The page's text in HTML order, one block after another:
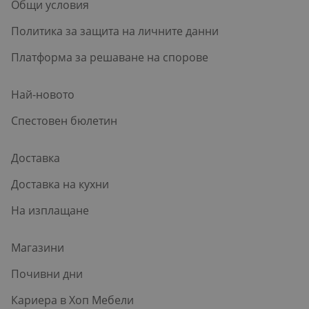
Общи условия
Политика за защита на личните данни
Платформа за решаване на спорове
Най-новото
Спестовен бюлетин
Доставка
Доставка на кухни
На изплащане
Магазини
Почивни дни
Кариера в Хоп Мебели